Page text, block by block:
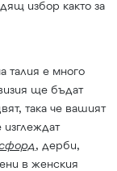
избор както за
талия е много
ще бъдат
така че вашият
, дерби,
в женския